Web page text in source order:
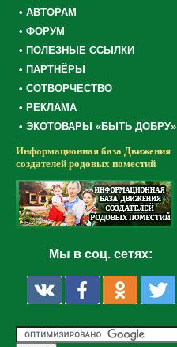
• АВТОРАМ
• ФОРУМ
• ПОЛЕЗНЫЕ ССЫЛКИ
• ПАРТНЁРЫ
• СОТВОРЧЕСТВО
• РЕКЛАМА
• ЭКОТОВАРЫ «БЫТЬ ДОБРУ»
Информационная база Движения
создателей родовых поместий
Мы в соц. сетях: